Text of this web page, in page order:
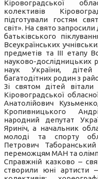
Кіровоградської
колективів
підготували гостям
світ». На свято запросили
батьківського
Всеукраїнських
предметів та ІIІ етапу
науково-дослідницьких
наук України, дітей
багатодітних родин з
Зі святом дітей
Кіровоградської
Анатолійович
Кропивницького
народний депутат
Яриніч, а начальник
молоді та спорту
Петрович
переможцям МАН та
Справжній казково –
створили юні артисти